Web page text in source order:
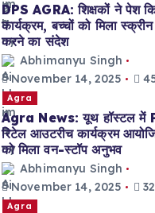
DPS AGRA: शिक्षकों ने पेश
कार्यक्रम, बच्चों को मिला
करने का संदेश
Abhimanyu Singh
November 14, 2025
Agra
Agra News: यूथ हॉस्टल में
रिटेल आउटरीच कार्यक्रम
को मिला वन-स्टॉप अनुभव
Abhimanyu Singh
November 14, 2025
Agra